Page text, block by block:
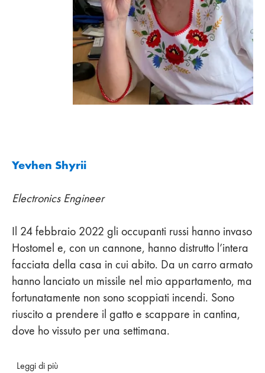
Yevhen Shyrii
Electronics Engineer
Il 24 febbraio 2022 gli occupanti russi hanno invaso
Hostomel e, con un cannone, hanno distrutto l’intera
facciata della casa in cui abito. Da un carro armato
hanno lanciato un missile nel mio appartamento, ma
fortunatamente non sono scoppiati incendi. Sono
riuscito a prendere il gatto e scappare in cantina,
dove ho vissuto per una settimana.
Leggi di più